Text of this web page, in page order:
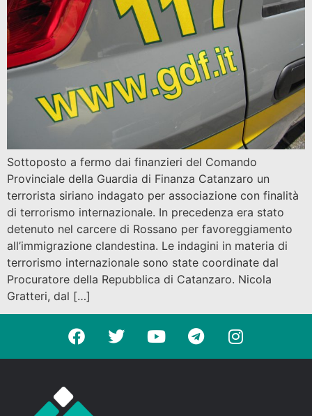
Sottoposto a fermo dai finanzieri del Comando
Provinciale della Guardia di Finanza Catanzaro un
terrorista siriano indagato per associazione con finalità
di terrorismo internazionale. In precedenza era stato
detenuto nel carcere di Rossano per favoreggiamento
all’immigrazione clandestina. Le indagini in materia di
terrorismo internazionale sono state coordinate dal
Procuratore della Repubblica di Catanzaro. Nicola
Gratteri, dal […]